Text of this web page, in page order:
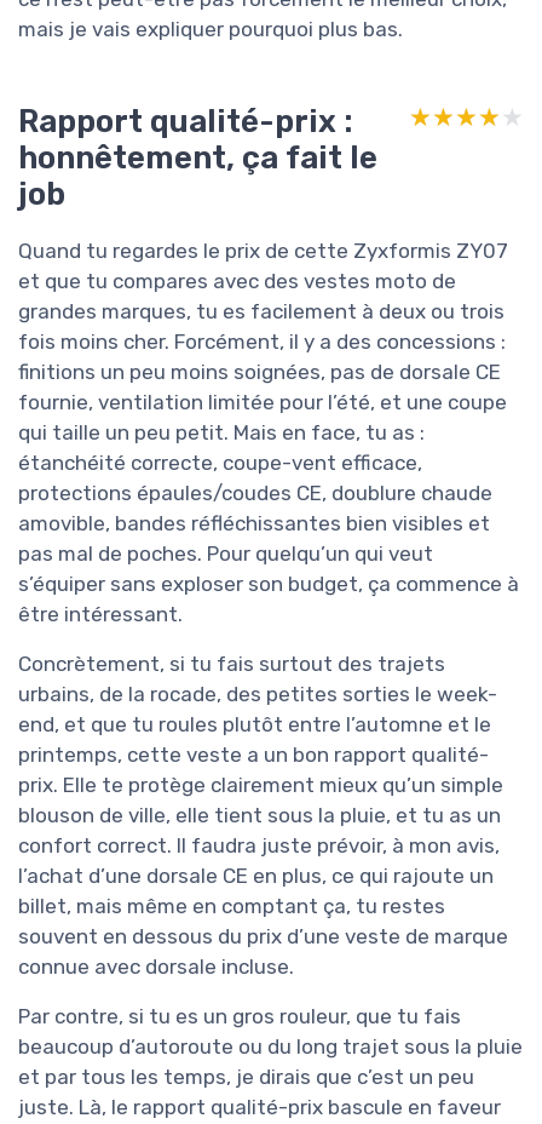
mais je vais expliquer pourquoi plus bas.
Rapport qualité-prix :
honnêtement, ça fait le
job
★★★★★
★★★★★
Quand tu regardes le prix de cette Zyxformis ZY07
et que tu compares avec des vestes moto de
grandes marques, tu es facilement à deux ou trois
fois moins cher. Forcément, il y a des concessions :
finitions un peu moins soignées, pas de dorsale CE
fournie, ventilation limitée pour l’été, et une coupe
qui taille un peu petit. Mais en face, tu as :
étanchéité correcte, coupe-vent efficace,
protections épaules/coudes CE, doublure chaude
amovible, bandes réfléchissantes bien visibles et
pas mal de poches. Pour quelqu’un qui veut
s’équiper sans exploser son budget, ça commence à
être intéressant.
Concrètement, si tu fais surtout des trajets
urbains, de la rocade, des petites sorties le week-
end, et que tu roules plutôt entre l’automne et le
printemps, cette veste a un bon rapport qualité-
prix. Elle te protège clairement mieux qu’un simple
blouson de ville, elle tient sous la pluie, et tu as un
confort correct. Il faudra juste prévoir, à mon avis,
l’achat d’une dorsale CE en plus, ce qui rajoute un
billet, mais même en comptant ça, tu restes
souvent en dessous du prix d’une veste de marque
connue avec dorsale incluse.
Par contre, si tu es un gros rouleur, que tu fais
beaucoup d’autoroute ou du long trajet sous la pluie
et par tous les temps, je dirais que c’est un peu
juste. Là, le rapport qualité-prix bascule en faveur